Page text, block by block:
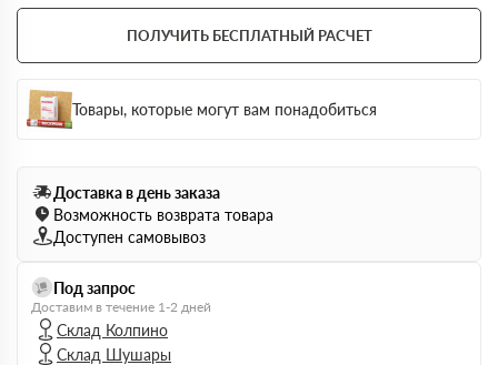
ПОЛУЧИТЬ БЕСПЛАТНЫЙ РАСЧЕТ
Товары, которые могут вам понадобиться
Доставка в день заказа
Возможность возврата товара
Доступен самовывоз
Под запрос
Доставим в течение 1-2 дней
Склад Колпино
Склад Шушары